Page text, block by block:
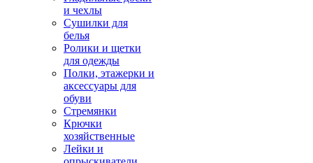
и чехлы
Сушилки для
белья
Ролики и щетки
для одежды
Полки, этажерки и
аксессуары для
обуви
Стремянки
Крючки
хозяйственные
Лейки и